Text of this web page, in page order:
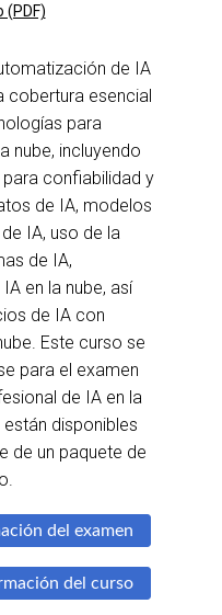
(PDF)
de IA
cobertura esencial
para
nube, incluyendo
confiabilidad y
de IA, modelos
IA, uso de la
de IA,
en la nube, así
de IA con
Este curso se
para el examen
de IA en la
disponibles
de un paquete de
del examen
del curso